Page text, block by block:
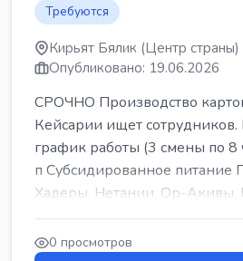
Требуются
Кирьят Бялик (Центр страны)
Опубликовано: 19.06.2026
СРОЧНО Производство
Кейсарии ищет
график работы (3 смены по 8
п Субсидированное питание
Хадеры, Нетании, Ор-Акивы,
0 просмотров